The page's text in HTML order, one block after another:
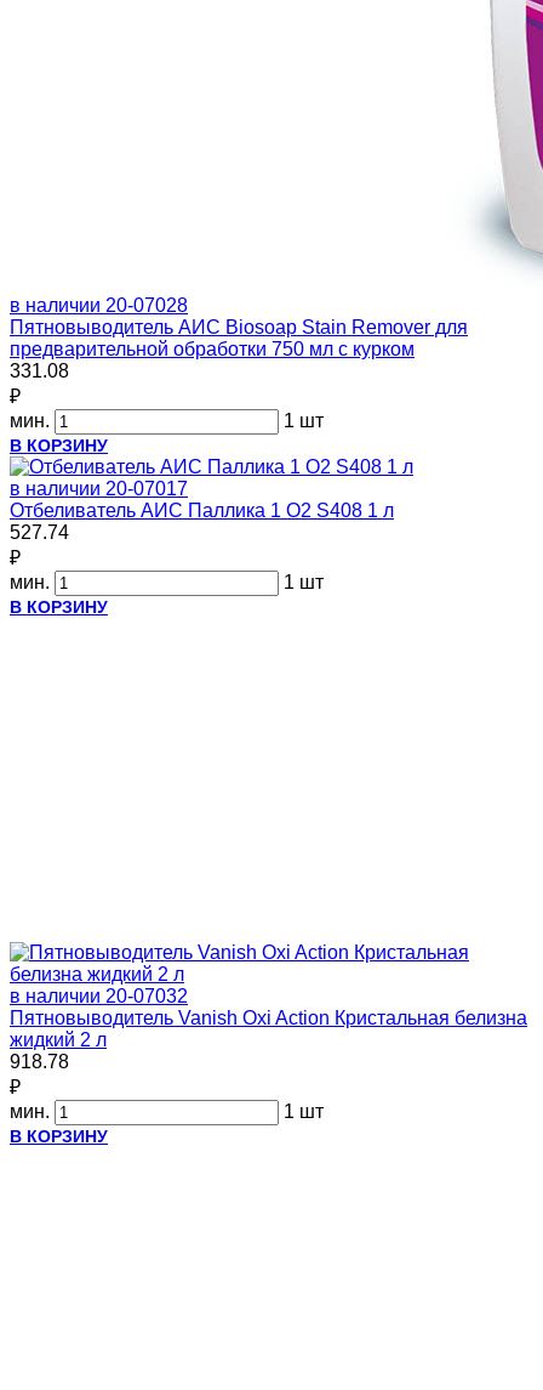
в наличии 20-07028
Пятновыводитель АИС Biosoap Stain Remover для
предварительной обработки 750 мл с курком
331.08
₽
мин.
1 шт
В КОРЗИНУ
в наличии 20-07017
Отбеливатель АИС Паллика 1 О2 S408 1 л
527.74
₽
мин.
1 шт
В КОРЗИНУ
в наличии 20-07032
Пятновыводитель Vanish Oxi Action Кристальная белизна
жидкий 2 л
918.78
₽
мин.
1 шт
В КОРЗИНУ